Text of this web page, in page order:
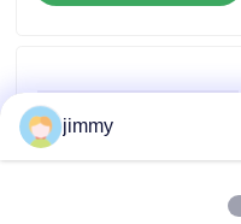
연락주세요
jimmy